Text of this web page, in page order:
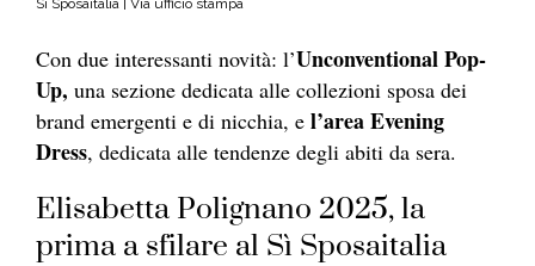
Sì Sposaitalia | Via ufficio stampa
Con due interessanti novità: l’Unconventional Pop-
Up, una sezione dedicata alle collezioni sposa dei
brand emergenti e di nicchia, e l’area Evening
Dress, dedicata alle tendenze degli abiti da sera.
Elisabetta Polignano 2025, la
prima a sfilare al Sì Sposaitalia